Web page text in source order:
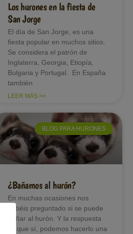
Los hurones en la fiesta de
San Jorge
El día de San Jorge, es una
fiesta popular en muchos sitios.
Se considera el patrón de
Inglaterra, Georgia, Etiopía,
Bulgaria y Portugal. En España
también
LEER MÁS >>
BLOG PARA HURONES
¿Bañamos al hurón?
En muchas ocasiones nos
habéis preguntado si se puede
bañar al hurón. Y la respuesta
es que sí, podemos hacerlo una